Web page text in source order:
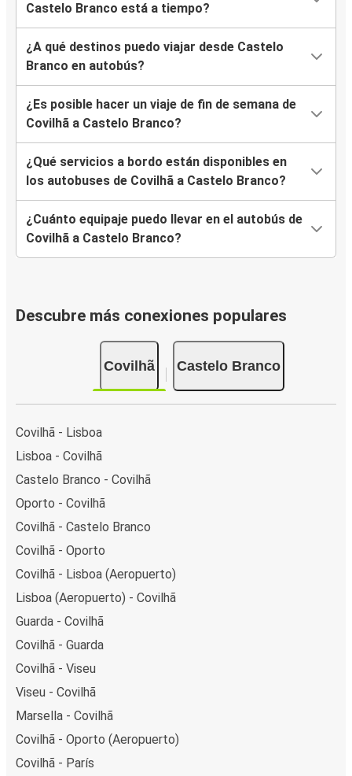
Castelo Branco está a tiempo?
¿A qué destinos puedo viajar desde Castelo
Branco en autobús?
¿Es posible hacer un viaje de fin de semana de
Covilhã a Castelo Branco?
¿Qué servicios a bordo están disponibles en
los autobuses de Covilhã a Castelo Branco?
¿Cuánto equipaje puedo llevar en el autobús de
Covilhã a Castelo Branco?
Descubre más conexiones populares
Covilhã Castelo Branco
Covilhã - Lisboa
Lisboa - Covilhã
Castelo Branco - Covilhã
Oporto - Covilhã
Covilhã - Castelo Branco
Covilhã - Oporto
Covilhã - Lisboa (Aeropuerto)
Lisboa (Aeropuerto) - Covilhã
Guarda - Covilhã
Covilhã - Guarda
Covilhã - Viseu
Viseu - Covilhã
Marsella - Covilhã
Covilhã - Oporto (Aeropuerto)
Covilhã - París